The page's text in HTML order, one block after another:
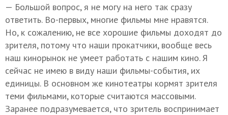
— Большой вопрос, я не могу на него так сразу
ответить. Во-первых, многие фильмы мне нравятся.
Но, к сожалению, не все хорошие фильмы доходят до
зрителя, потому что наши прокатчики, вообще весь
наш кинорынок не умеет работать с нашим кино. Я
сейчас не имею в виду наши фильмы-события, их
единицы. В основном же кинотеатры кормят зрителя
теми фильмами, которые считаются массовыми.
Заранее подразумевается, что зритель воспринимает